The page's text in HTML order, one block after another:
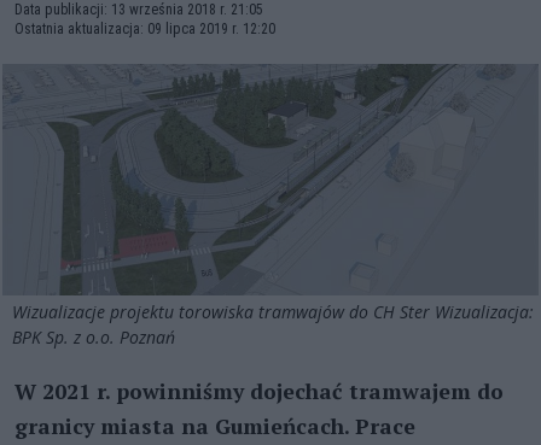
Data publikacji: 13 września 2018 r. 21:05
Ostatnia aktualizacja: 09 lipca 2019 r. 12:20
Wizualizacje projektu torowiska tramwajów do CH Ster Wizualizacja:
BPK Sp. z o.o. Poznań
W 2021 r. powinniśmy dojechać tramwajem do
granicy miasta na Gumieńcach. Prace